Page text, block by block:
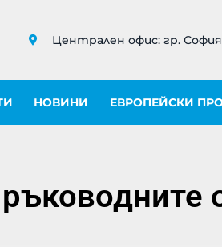
Централен офис: гр.
НОВИНИ ЕВРОПЕЙСКИ